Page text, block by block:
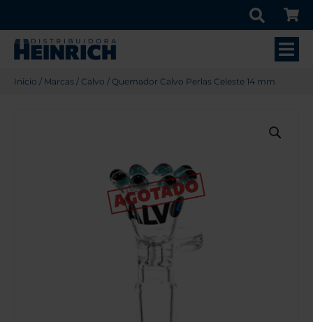
Inicio / Marcas / Calvo / Quemador Calvo Perlas Celeste 14 mm